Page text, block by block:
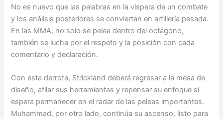
No es nuevo que las palabras en la víspera de un combate
y los análisis posteriores se conviertan en artillería pesada.
En las MMA, no solo se pelea dentro del octágono,
también se lucha por el respeto y la posición con cada
comentario y declaración.
Con esta derrota, Strickland deberá regresar a la mesa de
diseño, afilar sus herramientas y repensar su enfoque si
espera permanecer en el radar de las peleas importantes.
Muhammad, por otro lado, continúa su ascenso, listo para